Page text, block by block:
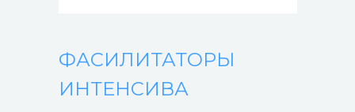
ФАСИЛИТАТОРЫ
ИНТЕНСИВА